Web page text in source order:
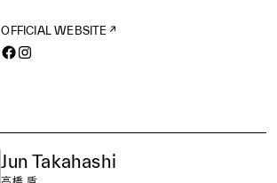
OFFICIAL WEBSITE
Jun Takahashi